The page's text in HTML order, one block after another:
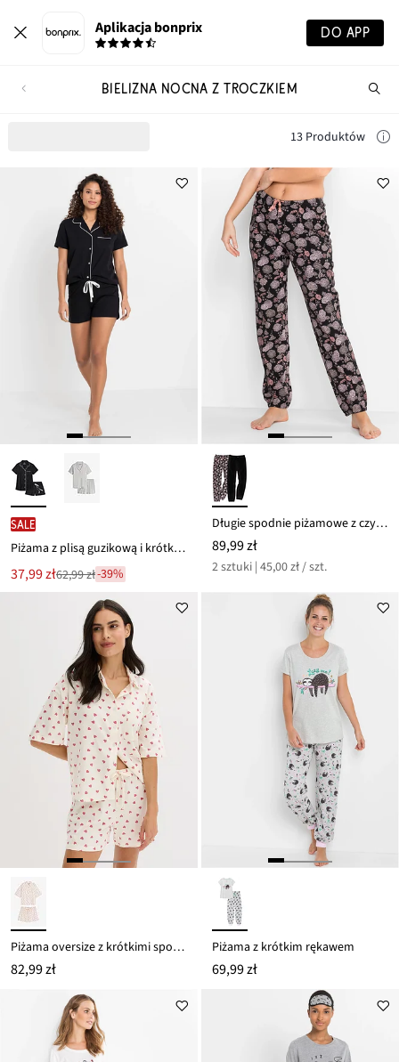
Aplikacja bonprix DO APP
BIELIZNA NOCNA Z TROCZKIEM
13 Produktów
SALE
Piżama z plisą guzikową i krótkimi spodniami
Nowa
cena
37,99 zł
Przeceniono
62,99 zł-39%
Długie spodnie piżamowe z czystej bawełny organicznej (2 pary)
89,99 zł
2 sztuki | 45,00 zł / szt.
Piżama oversize z krótkimi spodenkami z przędzy slub
82,99 zł
Piżama z krótkim rękawem
69,99 zł